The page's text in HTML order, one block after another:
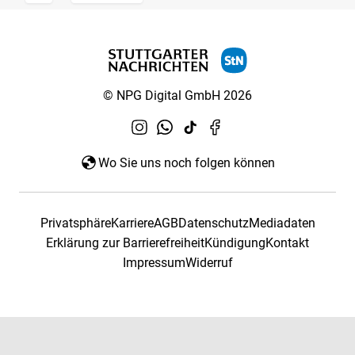
© NPG Digital GmbH 2026
Wo Sie uns noch folgen können
PrivatsphäreKarriereAGBDatenschutzMediadaten
Erklärung zur BarrierefreiheitKündigungKontakt
ImpressumWiderruf